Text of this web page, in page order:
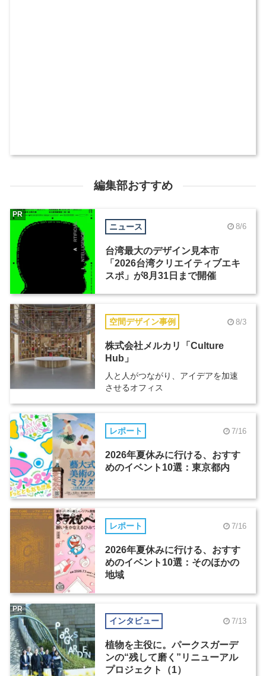
編集部おすすめ
ニュース 8/6
台湾最大のデザイン見本市
「2026台湾クリエイティブエキ
スポ」が8月31日まで開催
PR
空間デザイン事例 8/3
株式会社メルカリ「Culture
Hub」
人と人がつながり、アイデアを加速
させるオフィス
レポート 7/16
2026年夏休みに行ける、おすす
めのイベント10選：東京都内
レポート 7/16
2026年夏休みに行ける、おすす
めのイベント10選：そのほかの
地域
インタビュー 7/13
植物を主役に。パークスガーデ
ンの“残して磨く”リニューアル
プロジェクト（1）
PR